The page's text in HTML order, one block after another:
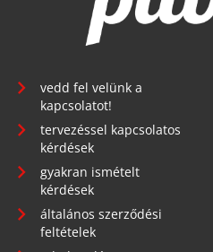
vedd fel velünk a
kapcsolatot!
tervezéssel kapcsolatos
kérdések
gyakran ismételt
kérdések
általános szerződési
feltételek